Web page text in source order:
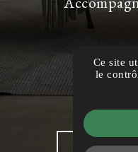
Pour
Ce site
le